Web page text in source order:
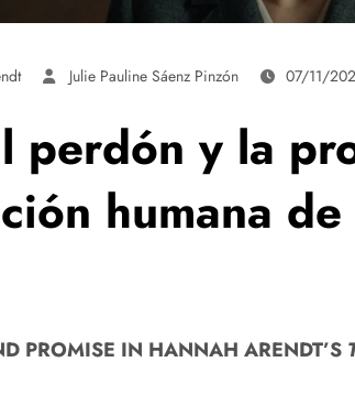
Julie Pauline Sáenz Pinzón 07/11/
perdón y la
humana de
PROMISE IN HANNAH ARENDT’S